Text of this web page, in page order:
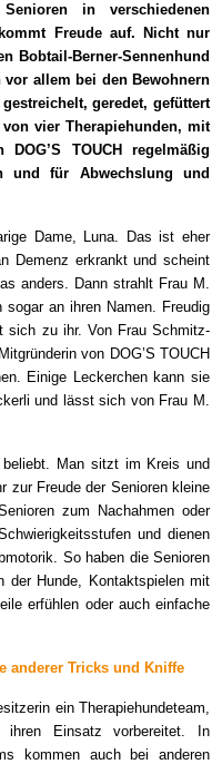
in verschiedenen
Freude auf. Nicht nur
Bobtail-Berner-Sennenhund
allem bei den Bewohnern
geredet, gefüttert
vier Therapiehunden, mit
TOUCH regelmäßig
und für Abwechslung und
Dame, Luna. Das ist eher
Demenz erkrankt und scheint
anders. Dann strahlt Frau M.
an ihren Namen. Freudig
sich zu ihr. Von Frau Schmitz-
von DOG’S TOUCH
Einige Leckerchen kann sie
und lässt sich von Frau M.
Man sitzt im Kreis und
zur Freude der Senioren kleine
zum Nachahmen oder
und dienen
So haben die Senioren
der Hunde, Kontaktspielen mit
erfühlen oder auch einfache
anderer Tricks und Kniffe
ein Therapiehundeteam,
Einsatz vorbereitet. In
kommen auch bei anderen